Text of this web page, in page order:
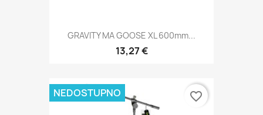
GRAVITY MA GOOSE XL 600mm...
13,27 €
NEDOSTUPNO favorite_border